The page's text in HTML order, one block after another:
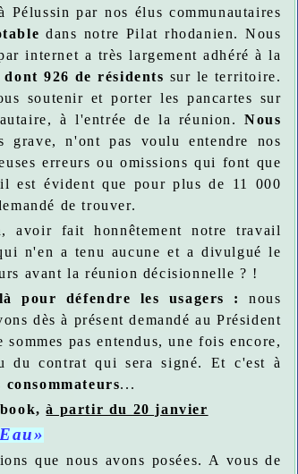
par nos élus communautaires
dans notre Pilat rhodanien. Nous
internet a très largement adhéré à la
926 de résidents sur le territoire.
soutenir et porter les pancartes sur
à l'entrée de la réunion.Nous
n'ont pas voulu entendre nos
erreurs ou omissions qui font que
est évident que pour plus de 11 000
de trouver.
avoir fait honnêtement notre travail
n'en a tenu aucune et a divulgué le
avant la réunion décisionnelle ? !
pour défendre les usagers :
nous
dès à présent demandé au Président
sommes pas entendus, une fois encore,
du contrat qui sera signé. Et c'est à
...
à partir du 20 janvier
que nous avons posées. A vous de